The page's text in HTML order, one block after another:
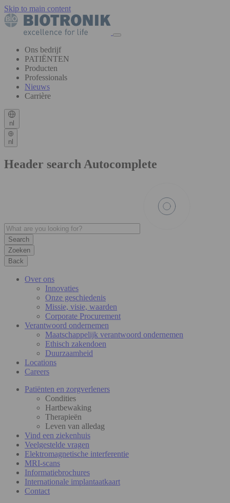
Skip to main content
Ons bedrijf
PATIËNTEN
Producten
Professionals
Nieuws
Carrière
nl
nl
Header search Autocomplete
Zoeken
Back
Over ons
Innovaties
Onze geschiedenis
Missie, visie, waarden
Corporate Procurement
Verantwoord ondernemen
Maatschappelijk verantwoord ondernemen
Ethisch zakendoen
Duurzaamheid
Locations
Careers
Patiënten en zorgverleners
Condities
Hartbewaking
Therapieën
Leven van alledag
Vind een ziekenhuis
Veelgestelde vragen
Elektromagnetische interferentie
MRI-scans
Informatiebrochures
Internationale implantaatkaart
Contact